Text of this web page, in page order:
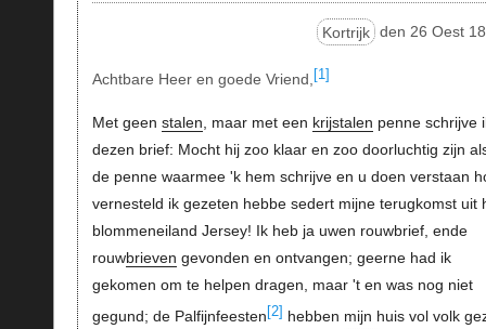
Kortrijk den 26 Oest
Achtbare Heer en goede Vriend, [1]
Met geen stalen , maar met een krijstalen penne schrijve
dezen brief: Mocht hij zoo klaar en zoo doorluchtig zijn
de penne waarmee 'k hem schrijve en u doen verstaan
vernesteld ik gezeten hebbe sedert mijne terugkomst uit
blommeneiland Jersey! Ik heb ja uwen rouwbrief, ende
rouwbrieven gevonden en ontvangen; geerne had ik
gekomen om te helpen dragen, maar 't en was nog niet
gegund; de Palfijnfeesten [2] hebben mijn huis vol volk